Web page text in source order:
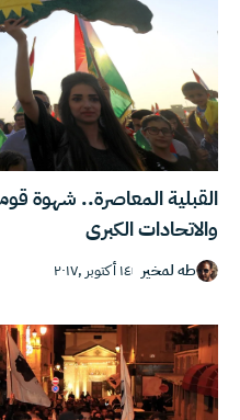
القبلية المعاصرة.. شهوة
والاتحادات الكبرى
طه لمخير ١٤ أكتوبر ,٢٠١٧